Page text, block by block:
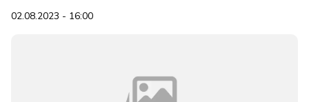
02.08.2023 - 16:00